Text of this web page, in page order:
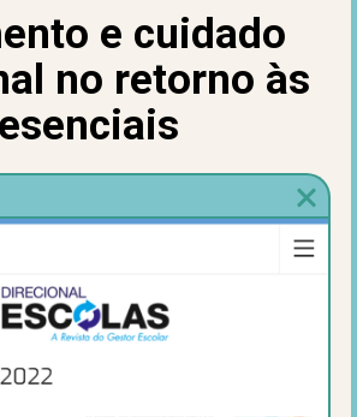
e cuidado
no retorno às